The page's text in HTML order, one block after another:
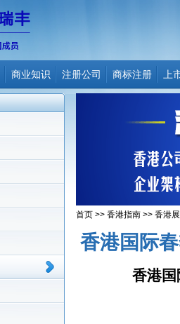
商业知识 注册公司 商标注册 上
首页 >> 香港指南 >> 香港
香港国际
香港